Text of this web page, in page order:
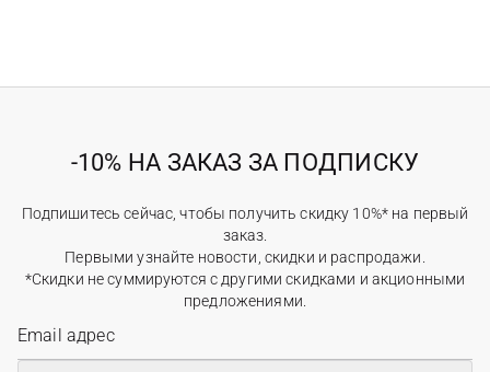
-10% НА ЗАКАЗ ЗА ПОДПИСКУ
Подпишитесь сейчас, чтобы получить скидку 10%* на первый
заказ.
Первыми узнайте новости, скидки и распродажи.
*Скидки не суммируются с другими скидками и акционными
предложениями.